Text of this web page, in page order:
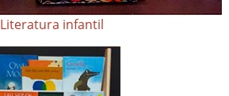
Literatura infantil